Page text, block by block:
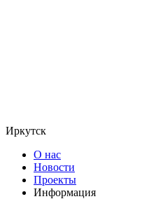
Иркутск
О нас
Новости
Проекты
Информация